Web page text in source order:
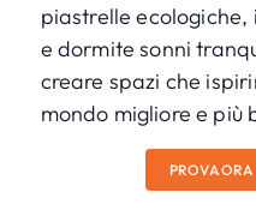
piastrelle
e dormite sonni
creare spazi che
mondo migliore e più
PROVA